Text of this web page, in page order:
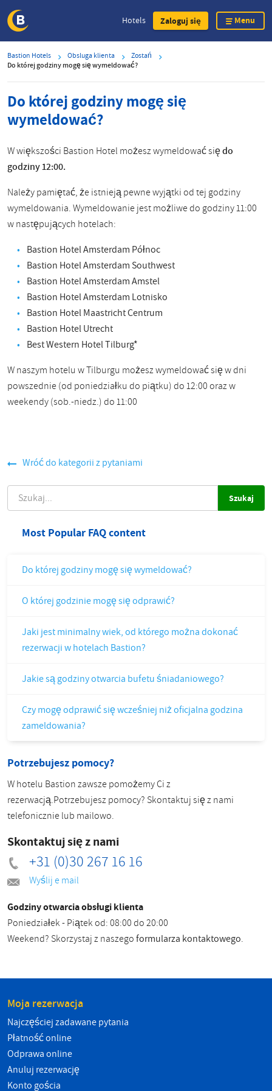
main
content
Hotels Zaloguj się Menu
Bastion Hotels Obsluga klienta
Zostań
Do której godziny mogę się wymeldować?
Do której godziny mogę się
wymeldować?
W większości Bastion Hotel możesz wymeldować siędo
godziny 12:00.
Należy pamiętać, że istnieją pewne wyjątki od tej godziny
wymeldowania. Wymeldowanie jest możliwe do godziny 11:00
w następujących hotelach:
Bastion Hotel Amsterdam Północ
Bastion Hotel Amsterdam Southwest
Bastion Hotel Amsterdam Amstel
Bastion Hotel Amsterdam Lotnisko
Bastion Hotel Maastricht Centrum
Bastion Hotel Utrecht
Best Western Hotel Tilburg*
W naszym hotelu w Tilburgu możesz wymeldować się w dni
powszednie (od poniedziałku do piątku) do 12:00 oraz w
weekendy (sob.-niedz.) do 11:00
Wróć do kategorii z pytaniami
SZUKAJ
Most Popular FAQ content
Do której godziny mogę się wymeldować?
O której godzinie mogę się odprawić?
Jaki jest minimalny wiek, od którego można dokonać
rezerwacji w hotelach Bastion?
Jakie są godziny otwarcia bufetu śniadaniowego?
Czy mogę odprawić się wcześniej niż oficjalna godzina
zameldowania?
Potrzebujesz pomocy?
W hotelu Bastion zawsze pomożemy Ci z
rezerwacją.Potrzebujesz pomocy? Skontaktuj się z nami
telefonicznie lub mailowo.
Skontaktuj się z nami
+31 (0)30 267 16 16
Wyślij e mail
Godziny otwarcia obsługi klienta
Poniedziałek - Piątek od: 08:00 do 20:00
Weekend? Skorzystaj z naszegoformularza kontaktowego.
Moja rezerwacja
Najczęściej zadawane pytania
Płatność online
Odprawa online
Anuluj rezerwację
Konto gościa